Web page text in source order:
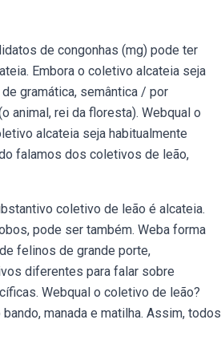
de congonhas (mg) pode ter
Embora o coletivo alcateia seja
gramática, semântica / por
animal, rei da floresta). Webqual o
alcateia seja habitualmente
falamos dos coletivos de leão,
coletivo de leão é alcateia.
pode ser também. Weba forma
felinos de grande porte,
diferentes para falar sobre
Webqual o coletivo de leão?
manada e matilha. Assim, todos